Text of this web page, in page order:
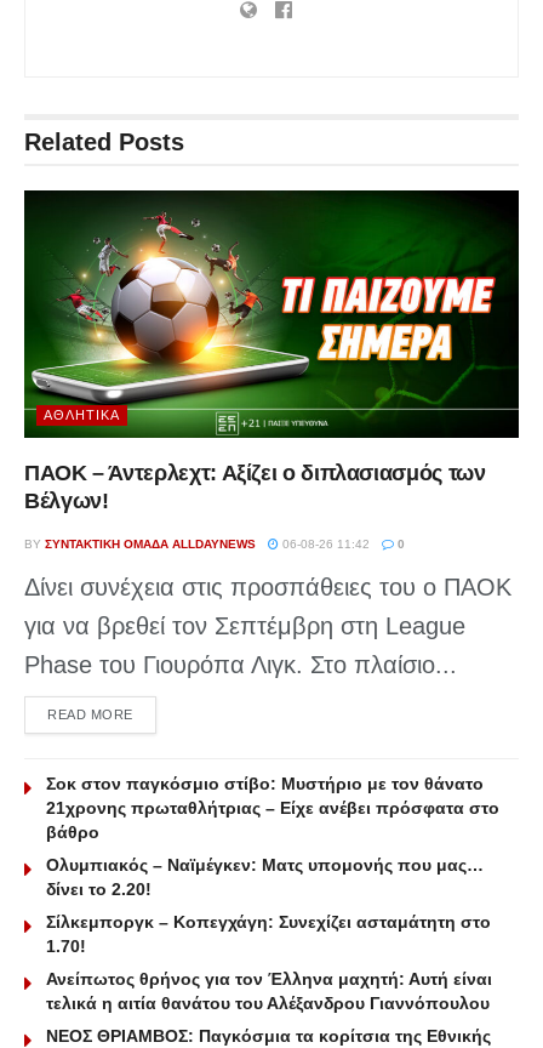
Related Posts
ΑΘΛΗΤΙΚΆ
ΠΑΟΚ – Άντερλεχτ: Αξίζει ο διπλασιασμός των
Βέλγων!
BY ΣΥΝΤΑΚΤΙΚΉ ΟΜΆΔΑ ALLDAYNEWS 06-08-26 11:42 0
Δίνει συνέχεια στις προσπάθειες του ο ΠΑΟΚ
για να βρεθεί τον Σεπτέμβρη στη League
Phase του Γιουρόπα Λιγκ. Στο πλαίσιο...
READ MOREDETAILS
Σοκ στον παγκόσμιο στίβο: Μυστήριο με τον θάνατο
21χρονης πρωταθλήτριας – Είχε ανέβει πρόσφατα στο
βάθρο
Ολυμπιακός – Ναϊμέγκεν: Ματς υπομονής που μας…
δίνει το 2.20!
Σίλκεμποργκ – Κοπεγχάγη: Συνεχίζει ασταμάτητη στο
1.70!
Ανείπωτος θρήνος για τον Έλληνα μαχητή: Αυτή είναι
τελικά η αιτία θανάτου του Αλέξανδρου Γιαννόπουλου
ΝΕΟΣ ΘΡΙΑΜΒΟΣ: Παγκόσμια τα κορίτσια της Εθνικής